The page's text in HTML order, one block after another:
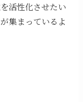
活性化させたい
集まっているよ